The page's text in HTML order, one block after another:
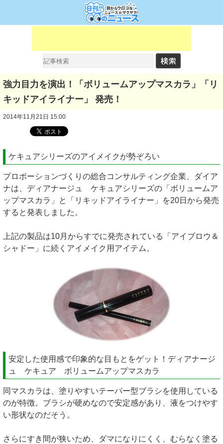
強力目力を演出！「ボリュームアップマスカラ」「リ
キッドアイライナー」 発売！
2014年11月21日 15:00
ケキュアシリーズのアイメイクが勢ぞろい
プロポーションづくりの総合コンサルティング企業、ダイア
ナは、ディアナージュ ケキュアシリーズの「ボリュームア
ップマスカラ」と「リキッドアイライナー」を20日から発売
すると発表しました。
上記の製品は10月からすでに発売されている「アイブロウ＆
シャドー」に続くアイメイク用アイテム。
安定した使用感で印象的な目もとをゲット！ディアナージ
ュ ケキュア ボリュームアップマスカラ
同マスカラは、塗りやすいテーパー型ブラシを使用している
のが特徴。ブラシが硬めなので安定感があり、液をつけやす
い形状なのだそう。
さらにすき間が狭いため、ダマになりにくく、むらなく塗る